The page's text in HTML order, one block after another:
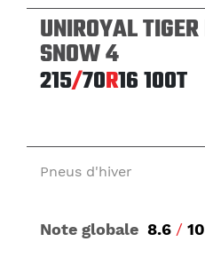
UNIROYAL
SNOW 4
215/70R16100T
Pneus d'hiver
Note globale 8.6 / 10